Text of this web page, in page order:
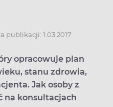
publikacji: 1.03.2017
opracowuje plan
stanu zdrowia,
Jak osoby z
na konsultacjach